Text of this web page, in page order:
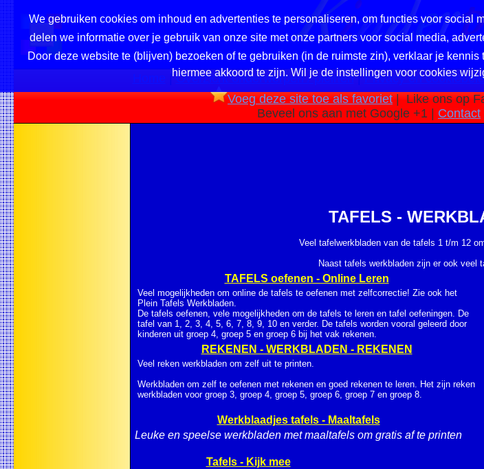
We gebruiken cookies om inhoud en advertenties te personaliseren, om functies voor social
delen we informatie over je gebruik van onze site met onze partners voor social media,
Door deze website te (blijven) bezoeken of te gebruiken (in de ruimste zin), verklaar je
hiermee akkoord te zijn. Wil je de instellingen voor cookies
|Overzicht onderwerpen / pleinen|Privacy en
Voeg deze site toe als favoriet|Like ons op
Beveel ons aan met Google +1 | Contact
TAFELS -
Veel tafelwerkbladen van de tafels 1 t/m 12
Naast tafels werkbladen zijn er ook veel
TAFELS oefenen - Online Leren
Veel mogelijkheden om online de tafels te oefenen met zelfcorrectie! Zie ook het
Plein Tafels Werkbladen.
De tafels oefenen, vele mogelijkheden om de tafels te leren en tafel oefeningen. De
tafel van 1, 2, 3, 4, 5, 6, 7, 8, 9, 10 en verder. De tafels worden vooral geleerd door
kinderen uit groep 4, groep 5 en groep 6 bij het vak rekenen.
REKENEN - WERKBLADEN - REKENEN
Veel reken werkbladen om zelf uit te printen.
Werkbladen om zelf te oefenen met rekenen en goed rekenen te leren. Het zijn reken
werkbladen voor groep 3, groep 4, groep 5, groep 6, groep 7 en groep 8.
Werkblaadjes tafels - Maaltafels
Leuke en speelse werkbladen met maaltafels om gratis af te printen
Tafels - Kijk mee